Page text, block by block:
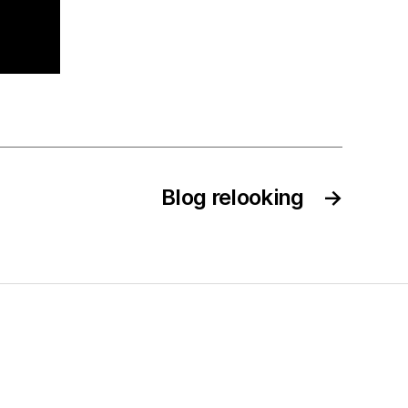
→
Blog relooking